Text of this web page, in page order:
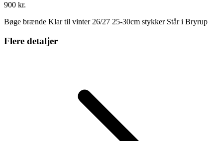
900 kr.
Bøge brænde Klar til vinter 26/27 25-30cm stykker Står i Bryrup
Flere detaljer